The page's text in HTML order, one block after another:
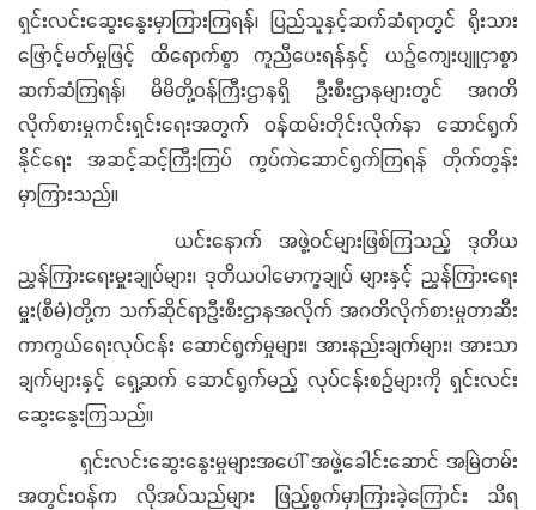
ရှင်းလင်းဆွေးနွေးမှာကြားကြရန်၊ ပြည်သူနှင့်ဆက်ဆံရာတွင် ရိုးသား
ဖြောင့်မတ်မှုဖြင့် ထိရောက်စွာ ကူညီပေးရန်နှင့် ယဉ်ကျေးပျူငှာစွာ
ဆက်ဆံကြရန်၊ မိမိတို့ဝန်ကြီးဌာနရှိ ဦးစီးဌာနများတွင် အဂတိ
လိုက်စားမှုကင်းရှင်းရေးအတွက် ဝန်ထမ်းတိုင်းလိုက်နာ ဆောင်ရွက်
နိုင်ရေး အဆင့်ဆင့်ကြီးကြပ် ကွပ်ကဲဆောင်ရွက်ကြရန် တိုက်တွန်း
မှာကြားသည်။
ယင်းနောက် အဖွဲ့ဝင်များဖြစ်ကြသည့် ဒုတိယ
ညွှန်ကြားရေးမှူးချုပ်များ၊ ဒုတိယပါမောက္ခချုပ် များနှင့် ညွှန်ကြားရေး
မှူး(စီမံ)တို့က သက်ဆိုင်ရာဦးစီးဌာနအလိုက် အဂတိလိုက်စားမှုတာဆီး
ကာကွယ်ရေးလုပ်ငန်း ဆောင်ရွက်မှုများ၊ အားနည်းချက်များ၊ အားသာ
ချက်များနှင့် ရှေ့ဆက် ဆောင်ရွက်မည့် လုပ်ငန်းစဉ်များကို ရှင်းလင်း
ဆွေးနွေးကြသည်။
ရှင်းလင်းဆွေးနွေးမှုများအပေါ် အဖွဲ့ခေါင်းဆောင် အမြဲတမ်း
အတွင်းဝန်က လိုအပ်သည်များ ဖြည့်စွက်မှာကြားခဲ့ကြောင်း သိရ